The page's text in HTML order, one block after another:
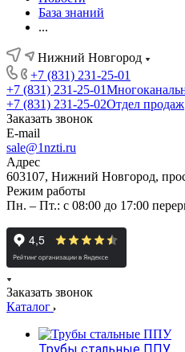
База знаний
...
Нижний Новгород
+7 (831) 231-25-01
+7 (831) 231-25-01
+7 (831) 231-25-02Отдел продаж
Заказать звонок
E-mail
sale@1nzti.ru
Адрес
603107, Нижний Новгород,
Режим работы
Пн. – Пт.: с 08:00 до 17:00
Заказать звонок
Каталог